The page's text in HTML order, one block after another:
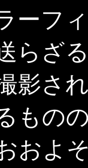
沿線風景
舎ほかの
駅を訪ね
線風景 函
加
ーフ
らざ
影さ
もの
およ